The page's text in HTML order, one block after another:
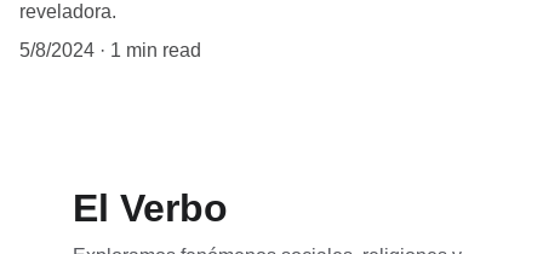
reveladora.
5/8/2024
1 min read
El Verbo